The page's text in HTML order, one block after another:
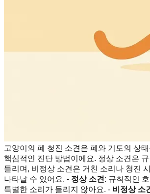
고양이의 폐 청진 소견은 폐와 기도의 상
핵심적인 진단 방법이에요. 정상 소견은 규
들리며, 비정상 소견은 거친 소리나 청진
나타날 수 있어요. - 정상 소견 : 규칙적인
특별한 소리가 들리지 않아요. - 비정상 소